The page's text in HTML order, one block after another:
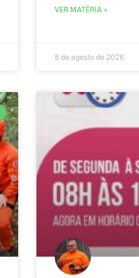
VER MATÉRIA »
8 de agosto de 2026